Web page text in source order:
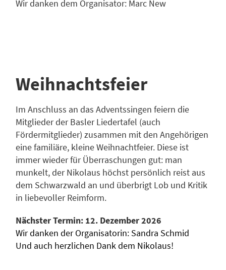
Wir danken dem Organisator: Marc New
Weihnachtsfeier
Im Anschluss an das Adventssingen feiern die
Mitglieder der Basler Liedertafel (auch
Fördermitglieder) zusammen mit den Angehörigen
eine familiäre, kleine Weihnachtfeier. Diese ist
immer wieder für Überraschungen gut: man
munkelt, der Nikolaus höchst persönlich reist aus
dem Schwarzwald an und überbrigt Lob und Kritik
in liebevoller Reimform.
Nächster Termin: 12. Dezember 2026
Wir danken derOrganisatorin: Sandra Schmid
Und auch herzlichen Dank dem Nikolaus!